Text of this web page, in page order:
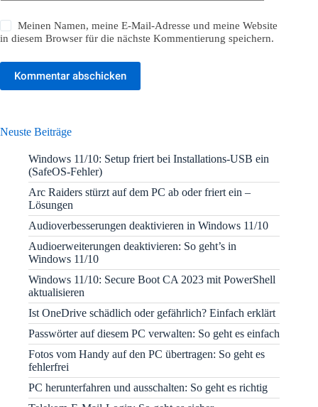
Meinen Namen, meine E-Mail-Adresse und meine Website
in diesem Browser für die nächste Kommentierung speichern.
Kommentar abschicken
Neuste Beiträge
Windows 11/10: Setup friert bei Installations-USB ein
(SafeOS-Fehler)
Arc Raiders stürzt auf dem PC ab oder friert ein –
Lösungen
Audioverbesserungen deaktivieren in Windows 11/10
Audioerweiterungen deaktivieren: So geht’s in
Windows 11/10
Windows 11/10: Secure Boot CA 2023 mit PowerShell
aktualisieren
Ist OneDrive schädlich oder gefährlich? Einfach erklärt
Passwörter auf diesem PC verwalten: So geht es einfach
Fotos vom Handy auf den PC übertragen: So geht es
fehlerfrei
PC herunterfahren und ausschalten: So geht es richtig